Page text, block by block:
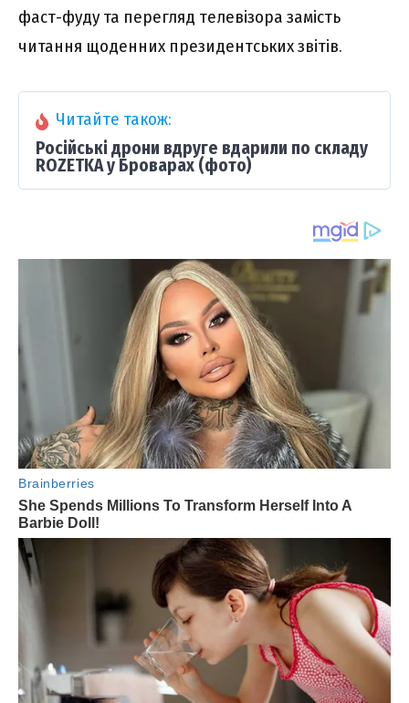
фаст-фуду та перегляд телевізора замість
читання щоденних президентських звітів.
Читайте також:
Російські дрони вдруге вдарили по складу
ROZETKA у Броварах (фото)